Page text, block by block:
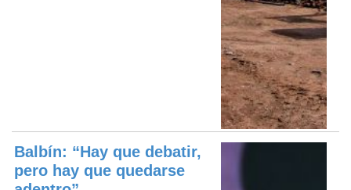
Balbín: “Hay que debatir,
pero hay que quedarse